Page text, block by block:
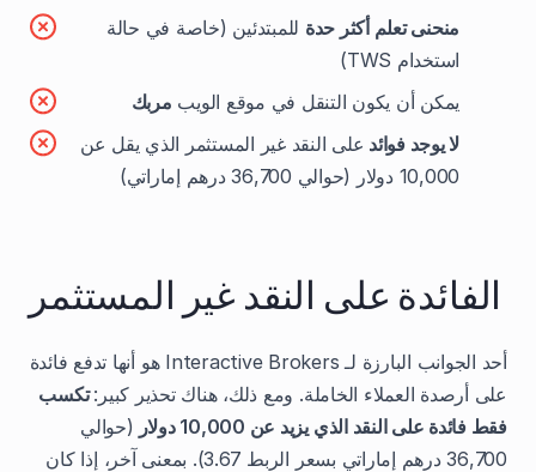
منحنى تعلم أكثر حدة للمبتدئين (خاصة في حالة
استخدام TWS)
يمكن أن يكون التنقل في موقع الويب مربك
لا يوجد فوائد على النقد غير المستثمر الذي يقل عن
10,000 دولار (حوالي 36,700 درهم إماراتي)
الفائدة على النقد غير المستثمر
أحد الجوانب البارزة لـ Interactive Brokers هو أنها تدفع فائدة
على أرصدة العملاء الخاملة. ومع ذلك، هناك تحذير كبير:تكسب
فقط فائدة على النقد الذي يزيد عن 10,000 دولار
(حوالي
36,700 درهم إماراتي بسعر الربط 3.67). بمعنى آخر، إذا كان